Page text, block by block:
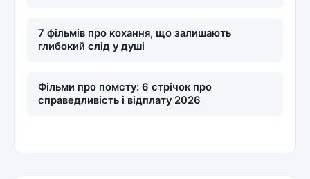
7 фільмів про кохання, що залишають
глибокий слід у душі
Фільми про помсту: 6 стрічок про
справедливість і відплату 2026